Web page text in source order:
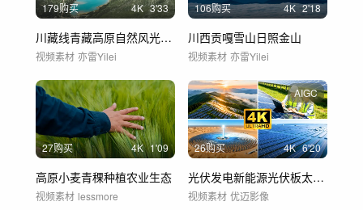
179购买 4K 3'33
川藏线青藏高原自然风光航拍延时
视频素材 亦雷Yilei
106购买 4K 2'18
川西贡嘎雪山日照金山
视频素材 亦雷Yilei
27购买 4K 1'09
高原小麦青稞种植农业生态
视频素材 lessmore
AIGC
26购买 4K 6'20
光伏发电新能源光伏板太阳能电力清洁能源
视频素材 优迈影像